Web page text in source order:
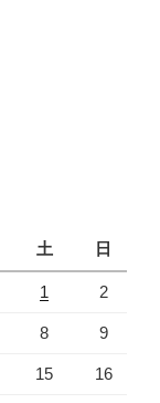
土 日
1 2
8 9
15 16